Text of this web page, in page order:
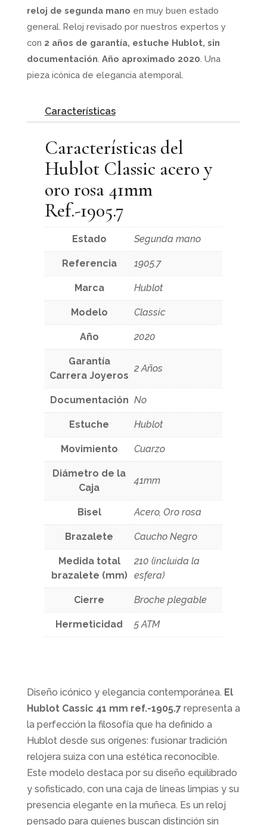
reloj de segunda mano en muy buen estado
general. Reloj revisado por nuestros expertos y
con 2 años de garantía, estuche Hublot, sin
documentación Año aproximado 2020 . Una
pieza icónica de elegancia atemporal.
Características
Características del
Hublot Classic acero y
oro rosa 41mm
Ref.-1905.7
Estado Segunda mano
Referencia 1905.7
Marca Hublot
Modelo Classic
Año 2020
Garantía
Carrera Joyeros
2 Años
Documentación No
Estuche Hublot
Movimiento Cuarzo
Diámetro de la
Caja
41mm
Bisel Acero, Oro rosa
Brazalete Caucho Negro
Medida total
brazalete (mm)
210 (incluida la
esfera)
Cierre Broche plegable
Hermeticidad 5 ATM
Diseño icónico y elegancia contemporánea. El
Hublot Cassic 41 mm ref.-1905.7 representa a
la perfección la filosofía que ha definido a
Hublot desde sus orígenes: fusionar tradición
relojera suiza con una estética reconocible.
Este modelo destaca por su diseño equilibrado
y sofisticado, con una caja de líneas limpias y su
presencia elegante en la muñeca. Es un reloj
pensado para quienes buscan distinción sin